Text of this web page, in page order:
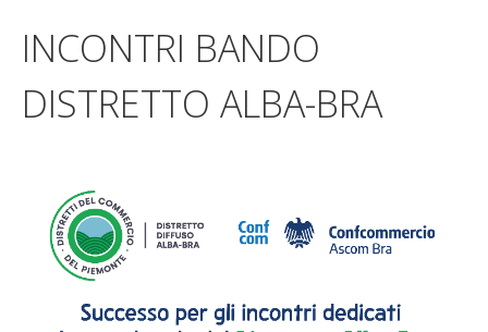
INCONTRI BANDO
DISTRETTO ALBA-BRA